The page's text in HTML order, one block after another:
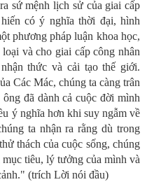
sứ mệnh lịch sử của giai cấp
có ý nghĩa thời đại, hình
phương pháp luận khoa học,
và cho giai cấp công nhân
thức và cải tạo thế giới.
Các Mác, chúng ta càng trân
đã dành cả cuộc đời mình
ý nghĩa hơn khi suy ngẫm về
ta nhận ra rằng dù trong
thách của cuộc sống, chúng
tiêu, lý tưởng của mình và
(trích Lời nói đầu)